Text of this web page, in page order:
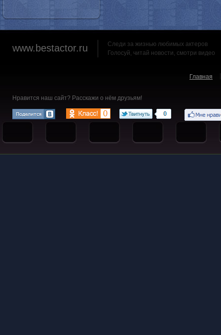
www.bestactor.ru
Следи за жизнью любимых актеров
Голосуй, читай новости, смотри видео
Главная
Нравится наш сайт? Расскажи о нём друзьям!